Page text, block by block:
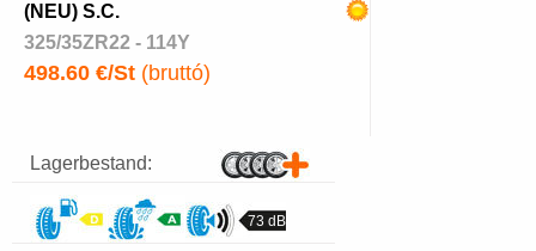
(NEU) S.C.
325/35ZR22 - 114Y
498.60 €/St (bruttó)
Lagerbestand:
73 dB